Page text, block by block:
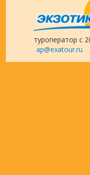
туроператор с
ap@exatour.ru